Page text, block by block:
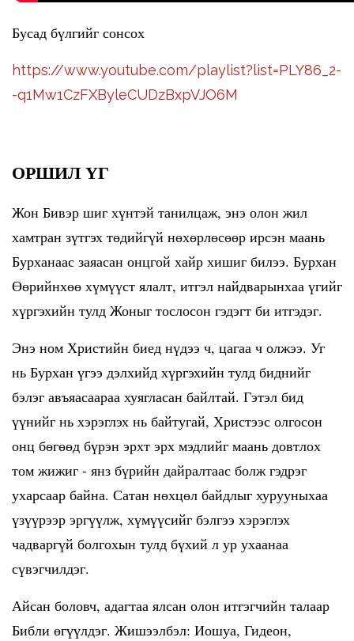
Бусад бүлгийг сонсох
https://www.youtube.com/playlist?list=PLY86_2-
-q1Mw1CzFXByleCUDzBxpVJO6M
ОРШИЛ ҮГ
Жон Бивэр шиг хүнтэй танилцаж, энэ олон жил
хамтран зүтгэх төдийгүй нөхөрлөсөөр ирсэн маань
Бурханаас заяасан онцгой хайр хишиг билээ. Бурхан
Өөрийнхөө хүмүүст ялалт, итгэл найдварынхаа үгийг
хүргэхийн тулд Жоныг тослосон гэдэгт би итгэдэг.
Энэ ном Христийн биед нүдээ ч, цагаа ч олжээ. Уг
нь Бурхан үгээ дэлхийд хүргэхийн тулд биднийг
бэлэг авъяасаараа хуягласан байлтай. Гэтэл бид
үүнийг нь хэрэглэх нь байтугай, Христээс олгосон
онц бөгөөд бүрэн эрхт эрх мэдлийг маань довтлох
том жижиг - янз бүрийн дайралтаас болж гэдрэг
ухарсаар байна. Сатан нөхцөл байдлыг хурууныхаа
үзүүрээр эргүүлж, хүмүүсийг бэлгээ хэрэглэх
чадваргүй болгохын тулд бүхий л ур ухаанаа
сүвэгчилдэг.
Айсан боловч, адагтаа ялсан олон итгэгчийн талаар
Библи өгүүлдэг. Жишээлбэл: Иошуа, Гидеон,